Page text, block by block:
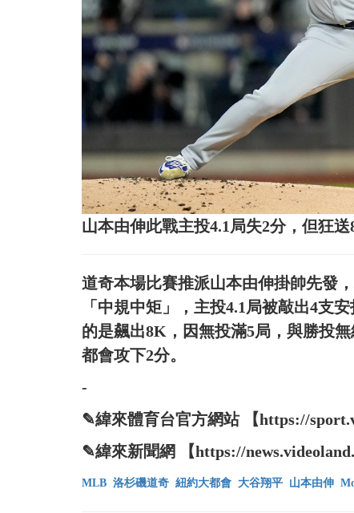
山本由伸此戰主投4.1局失2分，但狂
道奇本場比賽推派山本由伸掛帥先發
「中規中矩」，主投4.1局被敲出4支
的是飆出8K，因無投滿5局，與勝投
都會攻下2分。
-
✎緯來體育台官方網站 【https://
✎緯來新聞網 【https://
MLB 洛杉磯道奇 紐約大都會 大谷翔平 山本由伸